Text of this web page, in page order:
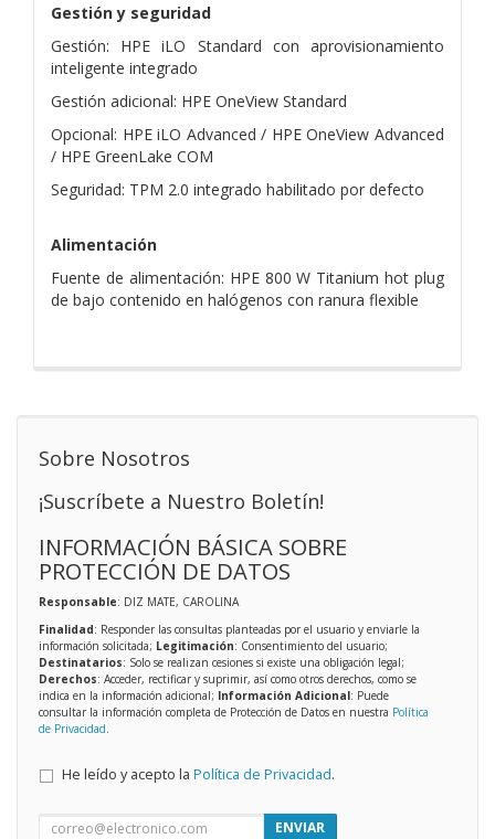
Gestión y seguridad
Gestión: HPE iLO Standard con aprovisionamiento
inteligente integrado
Gestión adicional: HPE OneView Standard
Opcional: HPE iLO Advanced / HPE OneView Advanced
/ HPE GreenLake COM
Seguridad: TPM 2.0 integrado habilitado por defecto
Alimentación
Fuente de alimentación: HPE 800 W Titanium hot plug
de bajo contenido en halógenos con ranura flexible
Sobre Nosotros
¡Suscríbete a Nuestro Boletín!
INFORMACIÓN BÁSICA SOBRE
PROTECCIÓN DE DATOS
Responsable: DIZ MATE, CAROLINA
Finalidad: Responder las consultas planteadas por el usuario y enviarle la
información solicitada; Legitimación: Consentimiento del usuario;
Destinatarios: Solo se realizan cesiones si existe una obligación legal;
Derechos: Acceder, rectificar y suprimir, así como otros derechos, como se
indica en la información adicional; Información Adicional: Puede
consultar la información completa de Protección de Datos en nuestra Política
de Privacidad
He leído y acepto la Política de Privacidad.
ENVIAR